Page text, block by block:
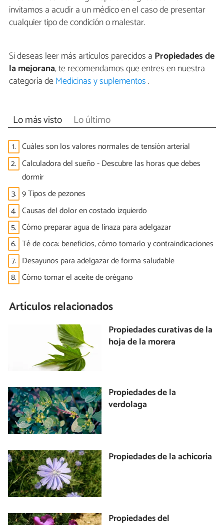
invitamos a acudir a un médico en el caso de presentar
cualquier tipo de condición o malestar.
Si deseas leer más artículos parecidos a Propiedades de
la mejorana, te recomendamos que entres en nuestra
categoría deMedicinas y suplementos.
Lo más visto Lo último
1. Cuáles son los valores normales de tensión arterial
2. Calculadora del sueño - Descubre las horas que debes
dormir
3. 9 Tipos de pezones
4. Causas del dolor en costado izquierdo
5. Cómo preparar agua de linaza para adelgazar
6. Té de coca: beneficios, cómo tomarlo y contraindicaciones
7. Desayunos para adelgazar de forma saludable
8. Cómo tomar el aceite de orégano
Artículos relacionados
Propiedades curativas de la
hoja de la morera
Propiedades de la
verdolaga
Propiedades de la achicoria
Propiedades del